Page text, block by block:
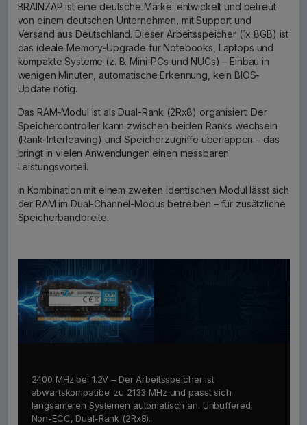
BRAINZAP ist eine deutsche Marke: entwickelt und betreut
von einem deutschen Unternehmen, mit Support und
Versand aus Deutschland. Dieser Arbeitsspeicher (1x 8GB) ist
das ideale Memory-Upgrade für Notebooks, Laptops und
kompakte Systeme (z. B. Mini-PCs und NUCs) – Einbau in
wenigen Minuten, automatische Erkennung, kein BIOS-
Update nötig.
Das RAM-Modul ist als Dual-Rank (2Rx8) organisiert: Der
Speichercontroller kann zwischen beiden Ranks wechseln
(Rank-Interleaving) und Speicherzugriffe überlappen – das
bringt in vielen Anwendungen einen messbaren
Leistungsvorteil.
In Kombination mit einem zweiten identischen Modul lässt sich
der RAM im Dual-Channel-Modus betreiben – für zusätzliche
Speicherbandbreite.
2400 MHz bei 1.2V – Der Arbeitsspeicher ist
abwärtskompatibel zu 2133 MHz und passt sich
langsameren Systemen automatisch an. Unbuffered,
Non-ECC, Dual-Rank (2Rx8).